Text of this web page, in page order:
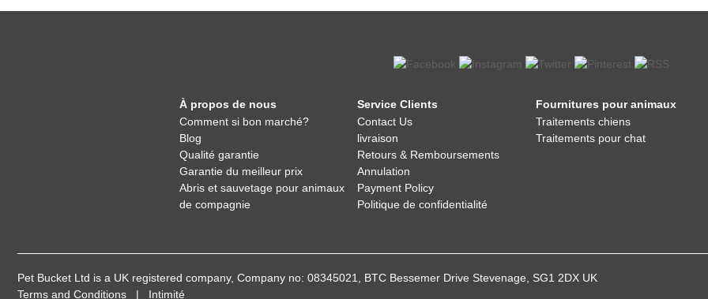
À propos de nous
Comment si bon marché?
Blog
Qualité garantie
Garantie du meilleur prix
Abris et sauvetage pour animaux
de compagnie
Service Clients
Contact Us
livraison
Retours & Remboursements
Annulation
Payment Policy
Politique de confidentialité
Fournitures pour animaux
Traitements chiens
Traitements pour chat
Pet Bucket Ltd is a UK registered company, Company no: 08345021, BTC Bessemer Drive Stevenage, SG1 2DX UK
Terms and Conditions | Intimité